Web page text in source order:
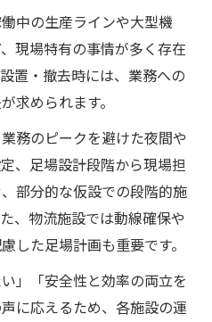
中の生産ラインや大型機
現場特有の事情が多く存在
置・撤去時には、業務への
求められます。
務のピークを避けた夜間や
、足場設計段階から現場担
部分的な仮設での段階的施
、物流施設では動線確保や
した足場計画も重要です。
」「安全性と効率の両立を
に応えるため、各施設の運